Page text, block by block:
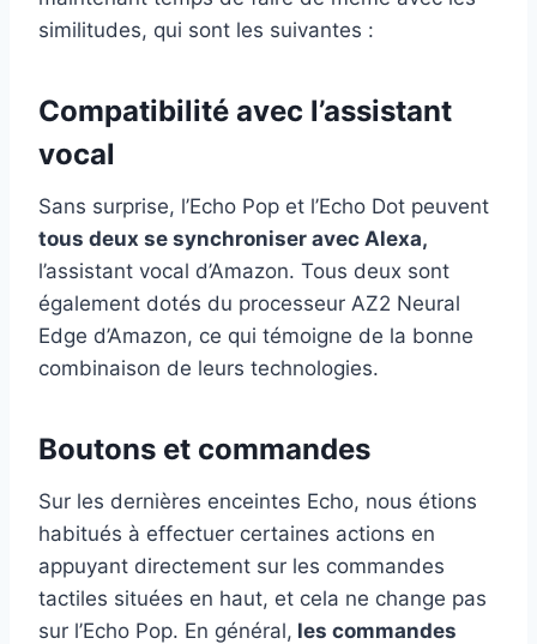
similitudes, qui sont les suivantes :
Compatibilité avec l’assistant
vocal
Sans surprise, l’Echo Pop et l’Echo Dot peuvent
tous deux se synchroniser avec Alexa,
l’assistant vocal d’Amazon. Tous deux sont
également dotés du processeur AZ2 Neural
Edge d’Amazon, ce qui témoigne de la bonne
combinaison de leurs technologies.
Boutons et commandes
Sur les dernières enceintes Echo, nous étions
habitués à effectuer certaines actions en
appuyant directement sur les commandes
tactiles situées en haut, et cela ne change pas
sur l’Echo Pop. En général, les commandes